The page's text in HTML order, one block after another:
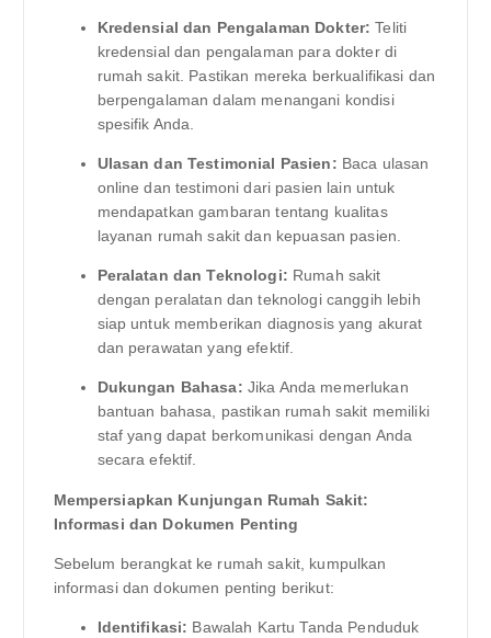
Kredensial dan Pengalaman Dokter: Teliti
kredensial dan pengalaman para dokter di
rumah sakit. Pastikan mereka berkualifikasi dan
berpengalaman dalam menangani kondisi
spesifik Anda.
Ulasan dan Testimonial Pasien: Baca ulasan
online dan testimoni dari pasien lain untuk
mendapatkan gambaran tentang kualitas
layanan rumah sakit dan kepuasan pasien.
Peralatan dan Teknologi: Rumah sakit
dengan peralatan dan teknologi canggih lebih
siap untuk memberikan diagnosis yang akurat
dan perawatan yang efektif.
Dukungan Bahasa: Jika Anda memerlukan
bantuan bahasa, pastikan rumah sakit memiliki
staf yang dapat berkomunikasi dengan Anda
secara efektif.
Mempersiapkan Kunjungan Rumah Sakit:
Informasi dan Dokumen Penting
Sebelum berangkat ke rumah sakit, kumpulkan
informasi dan dokumen penting berikut:
Identifikasi: Bawalah Kartu Tanda Penduduk